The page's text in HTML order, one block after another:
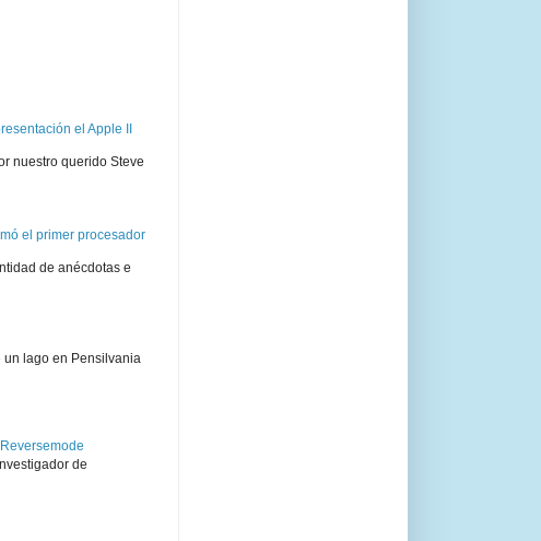
el Apple II
nuestro querido Steve
el primer procesador
de anécdotas e
lago en Pensilvania
de